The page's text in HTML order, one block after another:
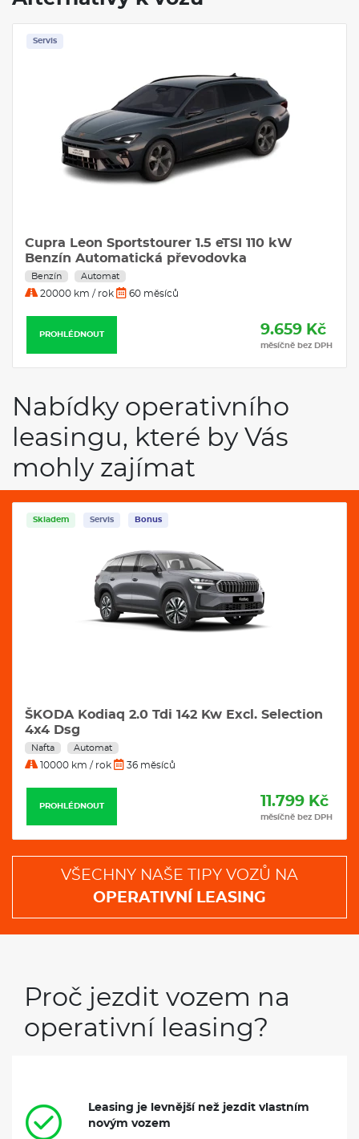
Servis
Cupra Leon Sportstourer 1.5 eTSI 110 kW
Benzín Automatická převodovka
Benzín Automat
20000 km / rok 60 měsíců
PROHLÉDNOUT 9.659 Kč
měsíčně bez DPH
Nabídky operativního
leasingu, které by Vás
mohly zajímat
Skladem Servis Bonus
ŠKODA Kodiaq 2.0 Tdi 142 Kw Excl. Selection
4x4 Dsg
Nafta Automat
10000 km / rok 36 měsíců
PROHLÉDNOUT 11.799 Kč
měsíčně bez DPH
VŠECHNY NAŠE TIPY VOZŮ NA
OPERATIVNÍ LEASING
Proč jezdit vozem na
operativní leasing?
Leasing je levnější než jezdit vlastním
novým vozem